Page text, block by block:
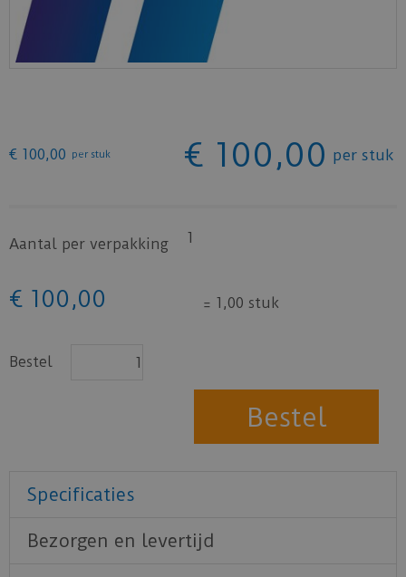
€ 100,00 per stuk € 100,00 per stuk
Aantal per verpakking 1
€ 100 ,00 = 1,00 stuk
Bestel
Specificaties
Bezorgen en levertijd